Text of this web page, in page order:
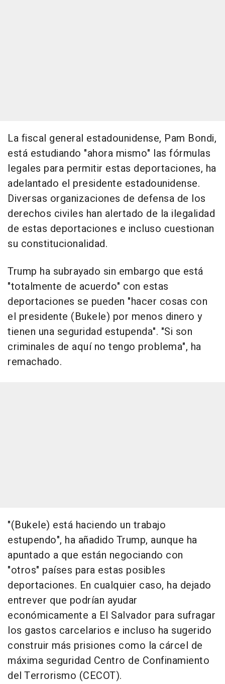
La fiscal general estadounidense, Pam Bondi,
está estudiando "ahora mismo" las fórmulas
legales para permitir estas deportaciones, ha
adelantado el presidente estadounidense.
Diversas organizaciones de defensa de los
derechos civiles han alertado de la ilegalidad
de estas deportaciones e incluso cuestionan
su constitucionalidad.
Trump ha subrayado sin embargo que está
"totalmente de acuerdo" con estas
deportaciones se pueden "hacer cosas con
el presidente (Bukele) por menos dinero y
tienen una seguridad estupenda". "Si son
criminales de aquí no tengo problema", ha
remachado.
"(Bukele) está haciendo un trabajo
estupendo", ha añadido Trump, aunque ha
apuntado a que están negociando con
"otros" países para estas posibles
deportaciones. En cualquier caso, ha dejado
entrever que podrían ayudar
económicamente a El Salvador para sufragar
los gastos carcelarios e incluso ha sugerido
construir más prisiones como la cárcel de
máxima seguridad Centro de Confinamiento
del Terrorismo (CECOT).